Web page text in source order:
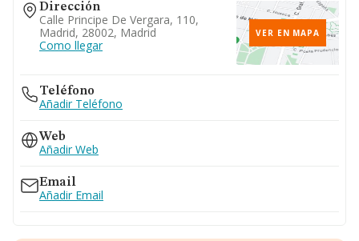
Dirección
Calle Principe De Vergara, 110,
Madrid, 28002, Madrid
Como llegar
VER EN MAPA
Teléfono
Añadir Teléfono
Web
Añadir Web
Email
Añadir Email